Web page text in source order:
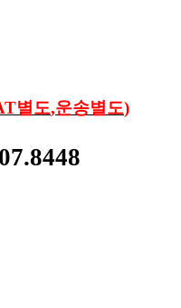
별도,운송별도)